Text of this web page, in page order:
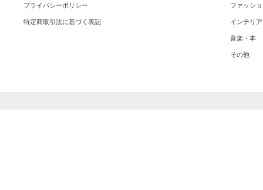
プライバシーポリシー
特定商取引法に基づく表記
ファッシ
インテリア
音楽・本
その他